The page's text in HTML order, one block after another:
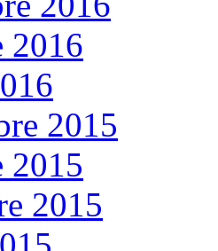
2016
2015
2015
2015